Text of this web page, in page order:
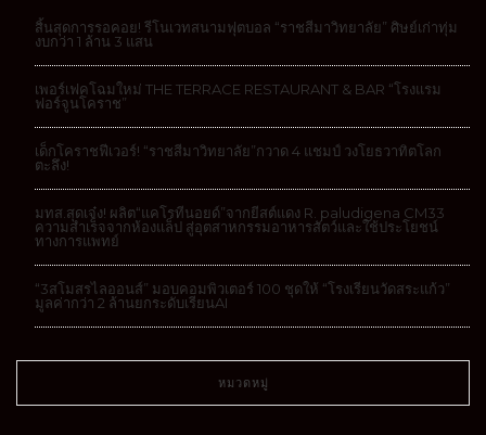
สิ้นสุดการรอคอย! รีโนเวทสนามฟุตบอล “ราชสีมาวิทยาลัย” ศิษย์เก่าทุ่ม
งบกว่า 1 ล้าน 3 แสน
เพอร์เฟคโฉมใหม่ THE TERRACE RESTAURANT & BAR “โรงแรม
ฟอร์จูนโคราช”
เด็กโคราชฟีเวอร์! “ราชสีมาวิทยาลัย”กวาด 4 แชมป์ วงโยธวาทิตโลก
ตะลึง!
มทส.สุดเจ๋ง! ผลิต“แคโรทีนอยด์”จากยีสต์แดง R. paludigena CM33
ความสำเร็จจากห้องแล็ป สู่อุตสาหกรรมอาหารสัตว์และใช้ประโยชน์
ทางการแพทย์
“3สโมสรไลออนส์” มอบคอมพิวเตอร์ 100 ชุดให้ “โรงเรียนวัดสระแก้ว”
มูลค่ากว่า 2 ล้านยกระดับเรียนAI
หมวดหมู่